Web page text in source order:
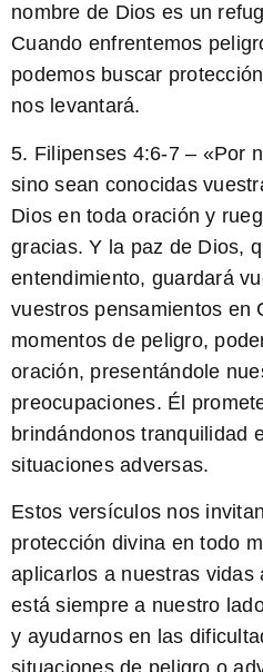
nombre de Dios es un
Cuando enfrentemos
podemos buscar
nos levantará.
5. Filipenses 4:6-7 – «Por
sino sean conocidas
Dios en toda oración y
gracias. Y la paz de Dios,
entendimiento, guardará
vuestros pensamientos en
momentos de peligro,
oración, presentándole
preocupaciones. Él
brindándonos tranquilidad
situaciones adversas.
Estos versículos nos
protección divina en todo
aplicarlos a nuestras vidas
está siempre a nuestro
y ayudarnos en las